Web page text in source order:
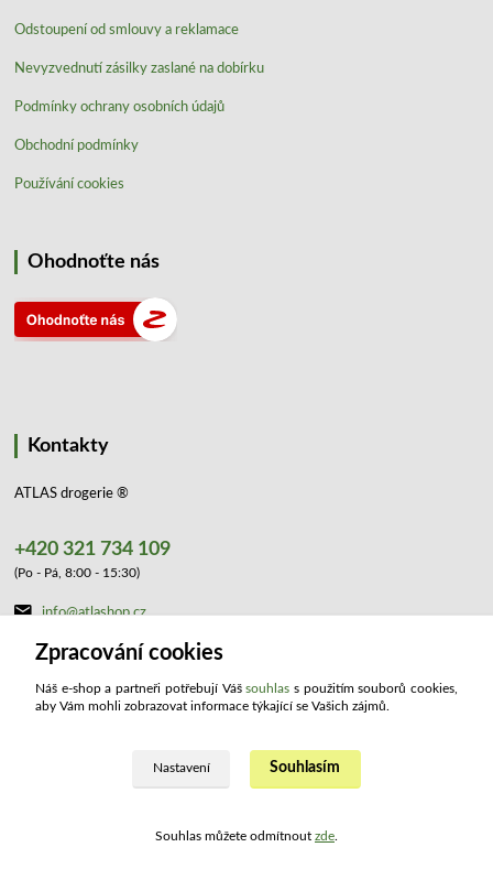
Odstoupení od smlouvy a reklamace
Nevyzvednutí zásilky zaslané na dobírku
Podmínky ochrany osobních údajů
Obchodní podmínky
Používání cookies
Ohodnoťte nás
Kontakty
ATLAS drogerie ®
+420 321 734 109
(Po - Pá, 8:00 - 15:30)
info@atlashop.cz
Upravit sběr cookies.
2023 ATLAS drogerie ®. Všechna práva vyhrazena.
Zpracování cookies
Náš e-shop a partneři potřebují Vášsouhlas s použitím souborů cookies,
aby Vám mohli zobrazovat informace týkající se Vašich zájmů.
Nastavení Souhlasím
Souhlas můžete odmítnout zde.